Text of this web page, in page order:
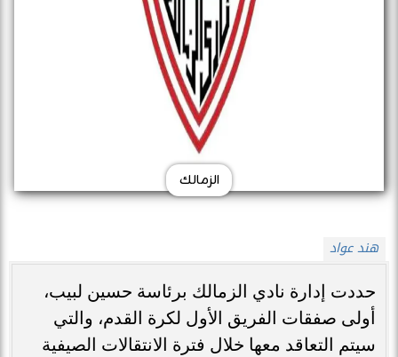
الزمالك
هند عواد
حددت إدارة نادي الزمالك برئاسة حسين لبيب،
أولى صفقات الفريق الأول لكرة القدم، والتي
سيتم التعاقد معها خلال فترة الانتقالات الصيفية